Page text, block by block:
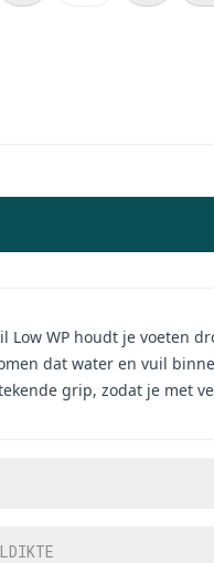
Low WP houdt je voeten
dat water en vuil
grip, zodat je met